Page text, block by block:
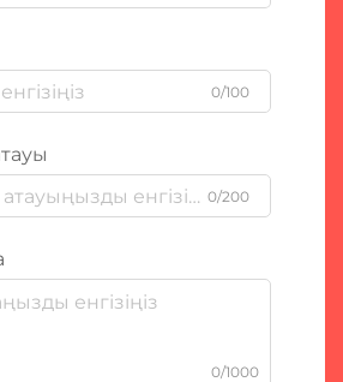
0/100
0/200
0/1000